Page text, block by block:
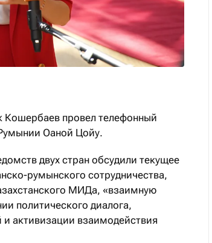
Кошербаев провел телефонный
Оаной Цойу.
двух стран обсудили текущее
румынского сотрудничества,
МИДа, «взаимную
политического диалога,
активизации взаимодействия